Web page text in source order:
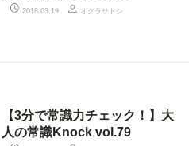
2018.03.19 オグラサトシ
【3分で常識力チェック！】大
人の常識Knock vol.79